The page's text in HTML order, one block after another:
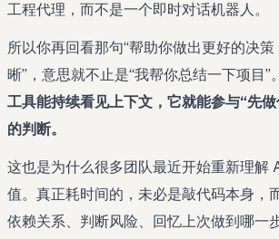
工程代理，而不是一个即时对话机器人。
所以你再回看那句“帮助你做出更好的决
晰”，意思就不止是“我帮你总结一下项目”
工具能持续看见上下文，它就能参与“先
的判断。
这也是为什么很多团队最近开始重新理解
值。真正耗时间的，未必是敲代码本身，
依赖关系、判断风险、回忆上次做到哪一